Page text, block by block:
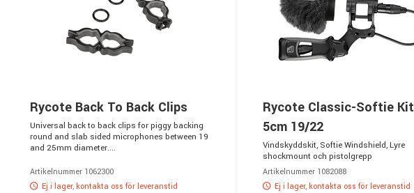
Rycote Back To Back Clips
Universal back to back clips for piggy backing
round and slab sided microphones between 19
and 25mm diameter....
Artikelnummer 1062300
Ej i lager, kontakta oss för leveranstid
Rycote Classic-Softie Kit
5cm 19/22
Vindskyddskit, Softie Windshield, Lyre
shockmount och pistolgrepp
Artikelnummer 1082088
Ej i lager, kontakta oss för leveranstid